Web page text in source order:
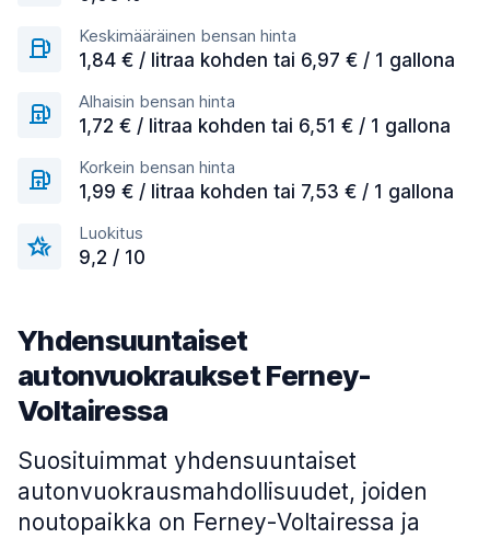
Keskimääräinen bensan hinta
1,84 € / litraa kohden tai 6,97 € / 1 gallona
Alhaisin bensan hinta
1,72 € / litraa kohden tai 6,51 € / 1 gallona
Korkein bensan hinta
1,99 € / litraa kohden tai 7,53 € / 1 gallona
Luokitus
9,2 / 10
Yhdensuuntaiset
autonvuokraukset Ferney-
Voltairessa
Suosituimmat yhdensuuntaiset
autonvuokrausmahdollisuudet, joiden
noutopaikka on Ferney-Voltairessa ja